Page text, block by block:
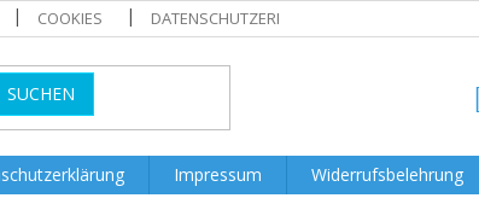
COOKIES DATENSCHUTZERKLÄRUNG
SUCHEN
Impressum
Widerrufsbelehrung